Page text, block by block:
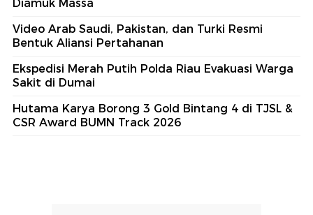
Diamuk Massa
Video Arab Saudi, Pakistan, dan Turki Resmi
Bentuk Aliansi Pertahanan
Ekspedisi Merah Putih Polda Riau Evakuasi Warga
Sakit di Dumai
Hutama Karya Borong 3 Gold Bintang 4 di TJSL &
CSR Award BUMN Track 2026